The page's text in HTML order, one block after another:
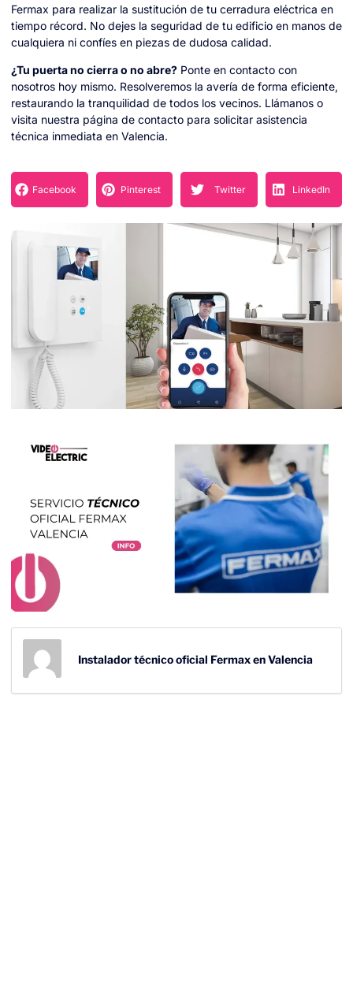
Fermax para realizar la sustitución de tu cerradura eléctrica en
tiempo récord. No dejes la seguridad de tu edificio en manos de
cualquiera ni confíes en piezas de dudosa calidad.
¿Tu puerta no cierra o no abre? Ponte en contacto con
nosotros hoy mismo. Resolveremos la avería de forma eficiente,
restaurando la tranquilidad de todos los vecinos. Llámanos o
visita nuestra página de contacto para solicitar asistencia
técnica inmediata en Valencia.
Facebook Pinterest Twitter LinkedIn
Instalador técnico oficial Fermax en Valencia